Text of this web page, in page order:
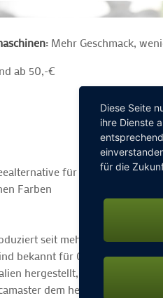
Mehr Geschmack,
ab 50,-€
für jeden Tag!
Farben
seit mehr als 50 Jahren
bekannt für Qualität und
hergestellt, haben eine
dem heutigen Trend in
Diese Seite
ihre Dienste
für die